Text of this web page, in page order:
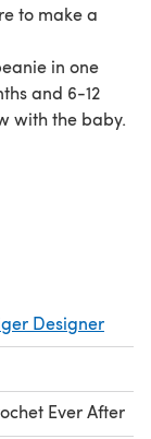
to make a
in one
and 6-12
with the baby.
Designer
Ever After